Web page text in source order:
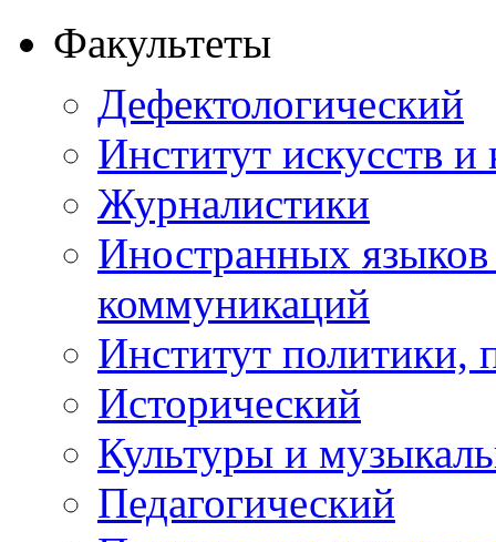
Факультеты
Дефектологический
Институт искусств
Журналистики
Иностранных
коммуникаций
Институт политики,
Исторический
Культуры и
Педагогический